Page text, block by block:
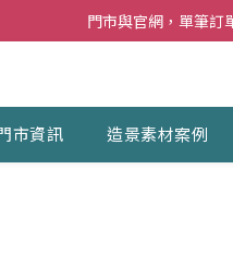
夏日購花福利．消費
門市與官網，單筆訂
夏日購花福利．消費
市資訊 造景素材案例